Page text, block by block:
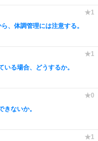
、体調管理には注意する。
いる場合、どうするか。
きないか。